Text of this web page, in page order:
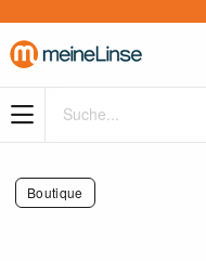
Zum Hauptinhalt
Boutique